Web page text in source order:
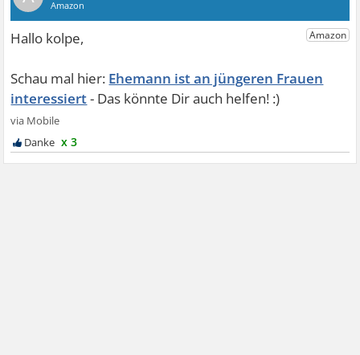
Ehemann ist an jüngeren Frauen
interessiert
x 3